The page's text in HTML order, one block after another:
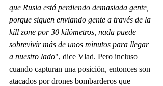
que Rusia está perdiendo demasiada gente,
porque siguen enviando gente a través de la
kill zone por 30 kilómetros, nada puede
sobrevivir más de unos minutos para llegar
a nuestro lado", dice Vlad. Pero incluso
cuando capturan una posición, entonces son
atacados por drones bombarderos que